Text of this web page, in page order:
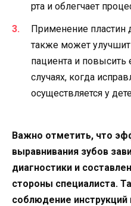
рта и облегчает
Применение пластин
также может
пациента и повысить
случаях, когда
осуществляется у
Важно отметить, что
выравнивания зубов
диагностики и
стороны специалиста.
соблюдение